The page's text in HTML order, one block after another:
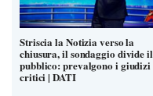
Striscia la Notizia verso la
chiusura, il sondaggio divide il
pubblico: prevalgono i giudizi
critici | DATI